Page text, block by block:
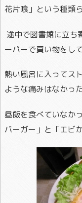
花片喰」という種類ら
途中で図書館に立ち
ーパーで買い物をし
熱い風呂に入ってス
ような痛みはなかっ
昼飯を食べていなか
バーガー」と「エビ